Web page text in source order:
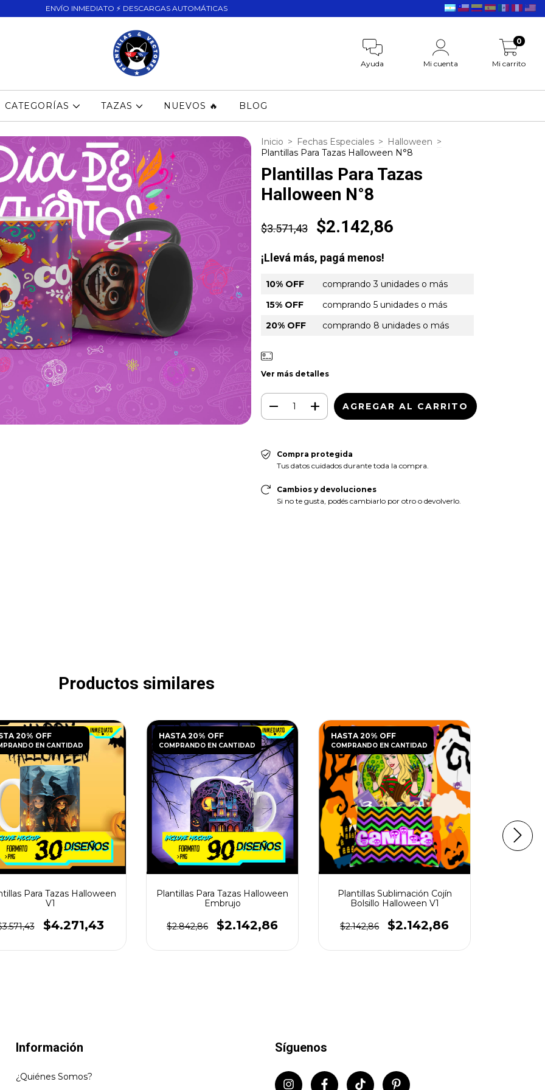
ENVÍO INMEDIATO ⚡ DESCARGAS AUTOMÁTICAS
Ayuda Mi cuenta Mi carrito
0
CATEGORÍAS TAZAS NUEVOS 🔥 BLOG
Inicio > Fechas Especiales > Halloween >
Plantillas Para Tazas Halloween N°8
Plantillas Para Tazas
Halloween N°8
$3.571,43 $2.142,86
¡Llevá más, pagá menos!
10% OFF
comprando 3 unidades o más
15% OFF
comprando 5 unidades o más
20% OFF
comprando 8 unidades o más
Ver más detalles
Compra protegida
Tus datos cuidados durante toda la compra.
Cambios y devoluciones
Si no te gusta, podés cambiarlo por otro o devolverlo.
Productos similares
20% OFF
EN CANTIDAD
Para Tazas Halloween
V1
$4.271,43
HASTA 20% OFF
COMPRANDO EN CANTIDAD
Plantillas Para Tazas Halloween
Embrujo
$2.842,86 $2.142,86
HASTA 20% OFF
COMPRANDO EN CANTIDAD
Plantillas Sublimación Cojín
Bolsillo Halloween V1
$2.142,86 $2.142,86
Información
¿Quiénes Somos?
Síguenos